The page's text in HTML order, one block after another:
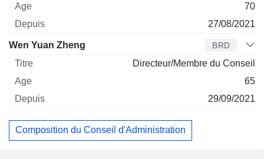
70
27/08/2021
Wen Yuan Zheng BRD
Directeur/Membre du Conseil
65
29/09/2021
Composition du Conseil d'Administration